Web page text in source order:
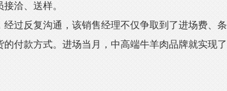
洽、送样。
反复沟通，该销售经理不仅争取到了进场费、条
付款方式。进场当月，中高端牛羊肉品牌就实现了